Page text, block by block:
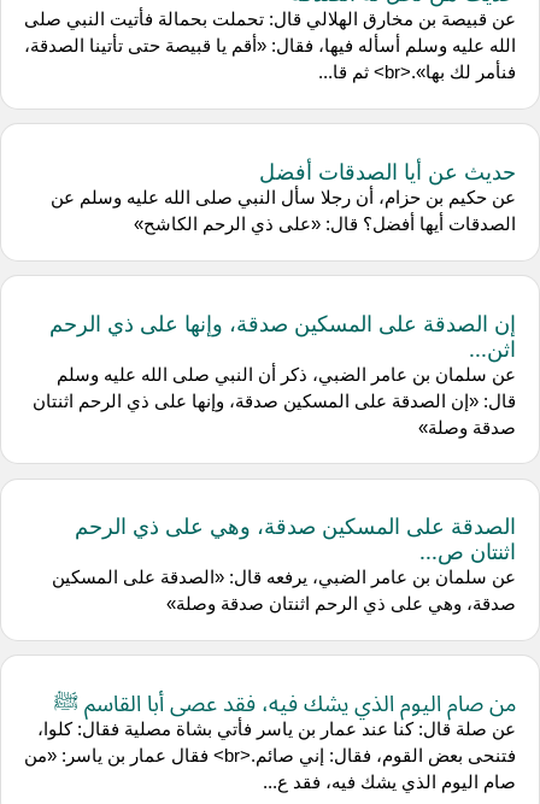
عن قبيصة بن مخارق الهلالي قال: تحملت بحمالة فأتيت النبي صلى
الله عليه وسلم أسأله فيها، فقال: «أقم يا قبيصة حتى تأتينا الصدقة،
فنأمر لك بها».<br> ثم قا...
حديث عن أيا الصدقات أفضل
عن حكيم بن حزام، أن رجلا سأل النبي صلى الله عليه وسلم عن
الصدقات أيها أفضل؟ قال: «على ذي الرحم الكاشح»
إن الصدقة على المسكين صدقة، وإنها على ذي الرحم
اثن...
عن سلمان بن عامر الضبي، ذكر أن النبي صلى الله عليه وسلم
قال: «إن الصدقة على المسكين صدقة، وإنها على ذي الرحم اثنتان
صدقة وصلة»
الصدقة على المسكين صدقة، وهي على ذي الرحم
اثنتان ص...
عن سلمان بن عامر الضبي، يرفعه قال: «الصدقة على المسكين
صدقة، وهي على ذي الرحم اثنتان صدقة وصلة»
من صام اليوم الذي يشك فيه، فقد عصى أبا القاسم ﷺ
عن صلة قال: كنا عند عمار بن ياسر فأتي بشاة مصلية فقال: كلوا،
فتنحى بعض القوم، فقال: إني صائم.<br> فقال عمار بن ياسر: «من
صام اليوم الذي يشك فيه، فقد ع...